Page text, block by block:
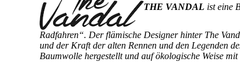
THE VANDAL ist eine
Radfahren“. Der flämische Designer hinter The
und der Kraft der alten Rennen und den Legenden
Baumwolle hergestellt und auf ökologische Weise